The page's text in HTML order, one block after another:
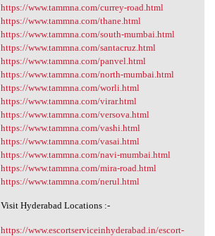
https://www.tammna.com/currey-road.html
https://www.tammna.com/thane.html
https://www.tammna.com/south-mumbai.html
https://www.tammna.com/santacruz.html
https://www.tammna.com/panvel.html
https://www.tammna.com/north-mumbai.html
https://www.tammna.com/worli.html
https://www.tammna.com/virar.html
https://www.tammna.com/versova.html
https://www.tammna.com/vashi.html
https://www.tammna.com/vasai.html
https://www.tammna.com/navi-mumbai.html
https://www.tammna.com/mira-road.html
https://www.tammna.com/nerul.html
Visit Hyderabad Locations :-
https://www.escortserviceinhyderabad.in/escort-